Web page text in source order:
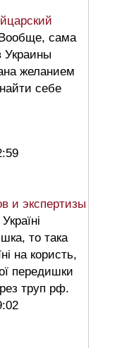
сама
Украины
желанием
себе
и экспертизы
то така
на користь,
передишки
труп рф.